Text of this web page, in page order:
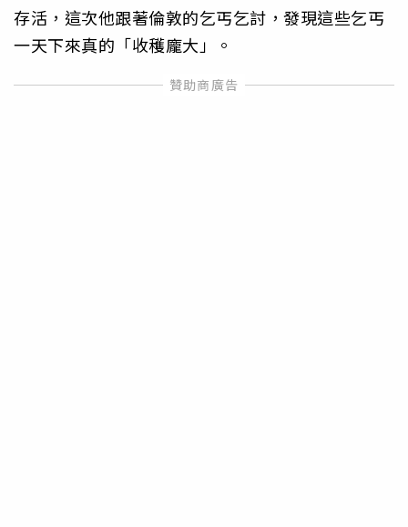
存活，這次他跟著倫敦的乞丐乞討，發現這些乞丐
一天下來真的「收穫龐大」。